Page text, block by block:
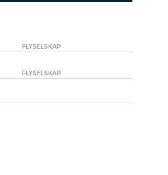
FLYSELSKAP
FLYSELSKAP